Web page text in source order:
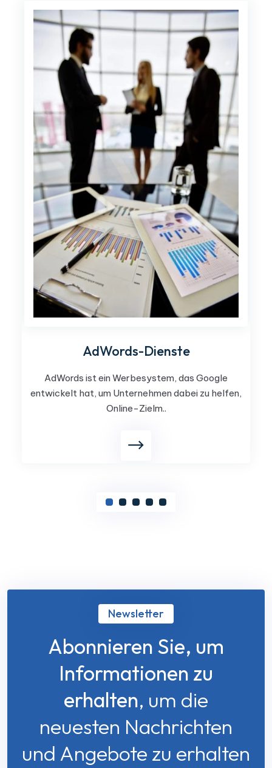
AdWords-Dienste
AdWords ist ein Werbesystem, das Google
entwickelt hat, um Unternehmen dabei zu helfen,
Online-Zielm..
Newsletter
Abonnieren Sie, um
Informationen zu
erhalten, um die
neuesten Nachrichten
und Angebote zu erhalten